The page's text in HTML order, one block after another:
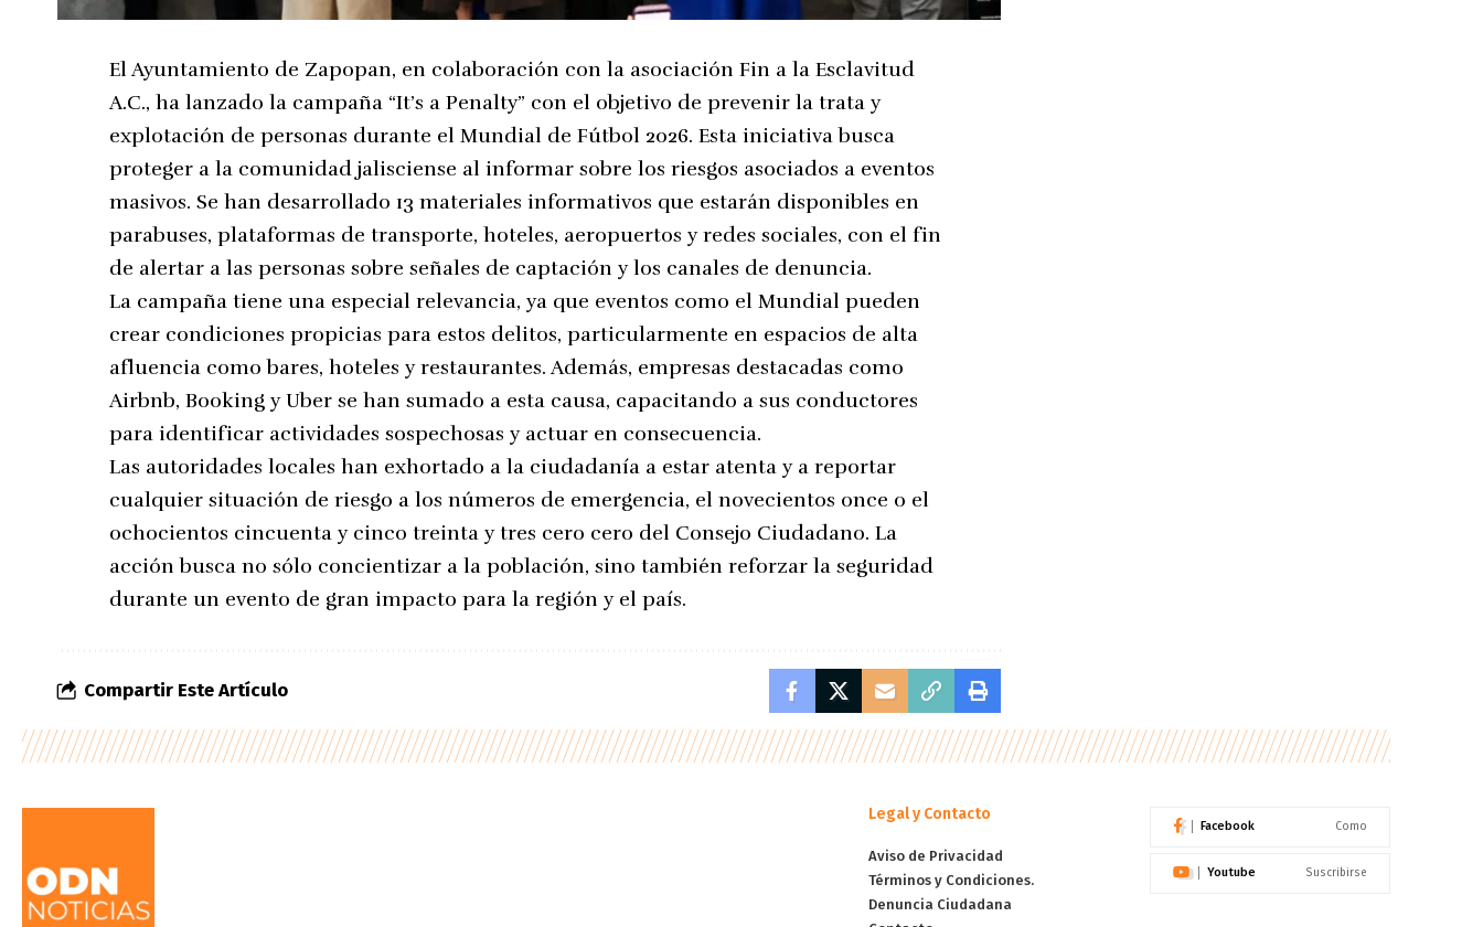
El Ayuntamiento de Zapopan, en colaboración con la asociación Fin a la Esclavitud
A.C., ha lanzado la campaña “It’s a Penalty” con el objetivo de prevenir la trata y
explotación de personas durante el Mundial de Fútbol 2026. Esta iniciativa busca
proteger a la comunidad jalisciense al informar sobre los riesgos asociados a eventos
masivos. Se han desarrollado 13 materiales informativos que estarán disponibles en
parabuses, plataformas de transporte, hoteles, aeropuertos y redes sociales, con el fin
de alertar a las personas sobre señales de captación y los canales de denuncia.
La campaña tiene una especial relevancia, ya que eventos como el Mundial pueden
crear condiciones propicias para estos delitos, particularmente en espacios de alta
afluencia como bares, hoteles y restaurantes. Además, empresas destacadas como
Airbnb, Booking y Uber se han sumado a esta causa, capacitando a sus conductores
para identificar actividades sospechosas y actuar en consecuencia.
Las autoridades locales han exhortado a la ciudadanía a estar atenta y a reportar
cualquier situación de riesgo a los números de emergencia, el novecientos once o el
ochocientos cincuenta y cinco treinta y tres cero cero del Consejo Ciudadano. La
acción busca no sólo concientizar a la población, sino también reforzar la seguridad
durante un evento de gran impacto para la región y el país.
Compartir Este Artículo
Legal y Contacto
Aviso de Privacidad
Términos y Condiciones.
Denuncia Ciudadana
Facebook Como
Youtube Suscribirse